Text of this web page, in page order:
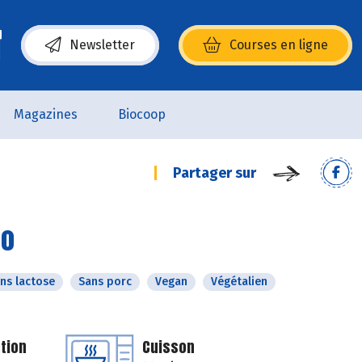
Newsletter Courses en ligne
(s’ouvre dans une nouvelle fenêtre)
Magazines Biocoop
Partager sur
lactose Sans porc Vegan
Végétalien
Cuisson